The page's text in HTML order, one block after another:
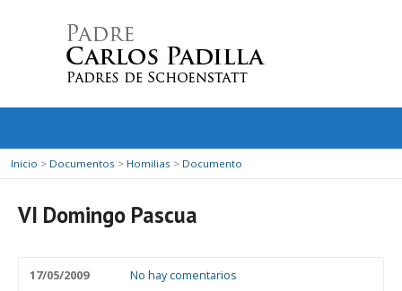
Inicio > Documentos > Homilias > Documento
VI Domingo Pascua
17/05/2009 No hay comentarios